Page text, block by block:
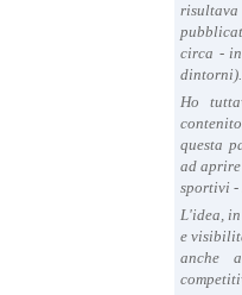
circa -
dintorni).
Ho
questa
ad
sportivi -
L'idea,
e
anche